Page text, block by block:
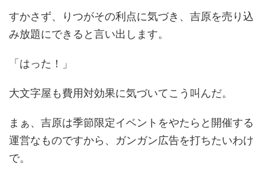
すかさず、りつがその利点に気づき、吉原を売り込
み放題にできると言い出します。
「はった！」
大文字屋も費用対効果に気づいてこう叫んだ。
まぁ、吉原は季節限定イベントをやたらと開催する
運営なものですから、ガンガン広告を打ちたいわけ
で。